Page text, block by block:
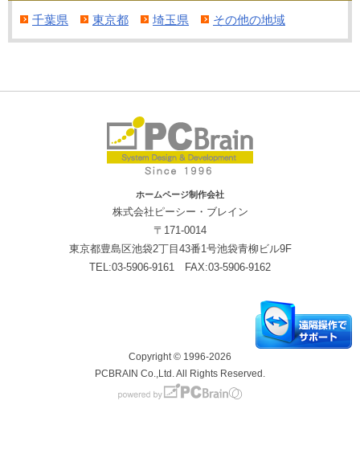
千葉県 東京都 埼玉県 その他の地域
ホームページ制作会社
株式会社ピーシー・ブレイン
〒171-0014
東京都豊島区池袋2丁目43番1号池袋青柳ビル9F
TEL:03-5906-9161 FAX:03-5906-9162
Copyright © 1996-2026
PCBRAIN Co.,Ltd. All Rights Reserved.